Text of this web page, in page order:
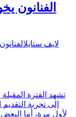
الفنانون
إلى تجربة
لأول مرة، أما